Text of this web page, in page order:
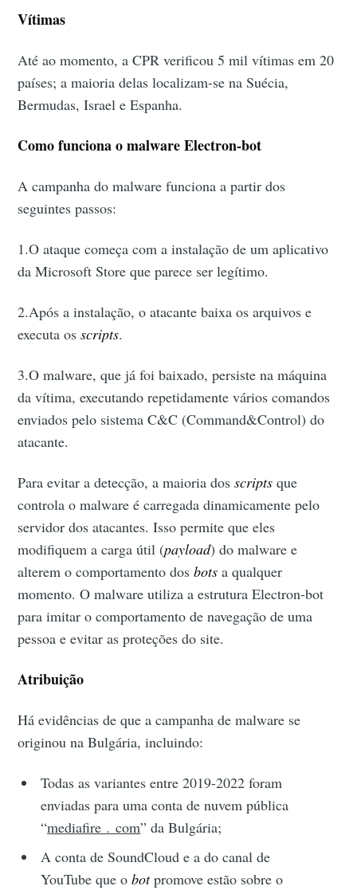
Vítimas
Até ao momento, a CPR verificou 5 mil vítimas em 20
países; a maioria delas localizam-se na Suécia,
Bermudas, Israel e Espanha.
Como funciona o malware Electron-bot
A campanha do malware funciona a partir dos
seguintes passos:
1.O ataque começa com a instalação de um aplicativo
da Microsoft Store que parece ser legítimo.
2.Após a instalação, o atacante baixa os arquivos e
executa osscripts.
3.O malware, que já foi baixado, persiste na máquina
da vítima, executando repetidamente vários comandos
enviados pelo sistema C&C (Command&Control) do
atacante.
Para evitar a detecção, a maioria dosscripts que
controla o malware é carregada dinamicamente pelo
servidor dos atacantes. Isso permite que eles
modifiquem a carga útil (payload) do malware e
alterem o comportamento dosbots a qualquer
momento. O malware utiliza a estrutura Electron-bot
para imitar o comportamento de navegação de uma
pessoa e evitar as proteções do site.
Atribuição
Há evidências de que a campanha de malware se
originou na Bulgária, incluindo:
Todas as variantes entre 2019-2022 foram
enviadas para uma conta de nuvem pública
“mediafire﹒com” da Bulgária;
A conta de SoundCloud e a do canal de
YouTube que obotpromove estão sobre o